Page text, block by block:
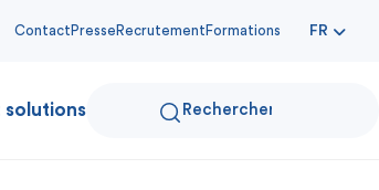
Contact Presse Recrutement Formations FR
solutions